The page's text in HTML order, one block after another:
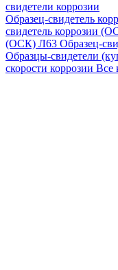
свидетели коррозии
Образец-свидетель
свидетель коррозии
(ОСК) Л63 Образец-
Образцы-свидетели
скорости коррозии Все